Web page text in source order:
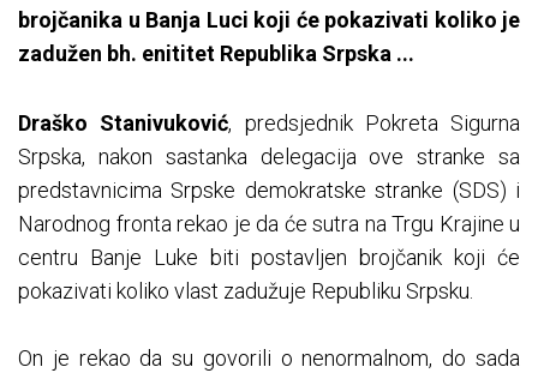
brojčanika u Banja Luci koji će pokazivati koliko je
zadužen bh. enititet Republika Srpska ...
Draško Stanivuković, predsjednik Pokreta Sigurna
Srpska, nakon sastanka delegacija ove stranke sa
predstavnicima Srpske demokratske stranke (SDS) i
Narodnog fronta rekao je da će sutra na Trgu Krajine u
centru Banje Luke biti postavljen brojčanik koji će
pokazivati koliko vlast zadužuje Republiku Srpsku.
On je rekao da su govorili o nenormalnom, do sada